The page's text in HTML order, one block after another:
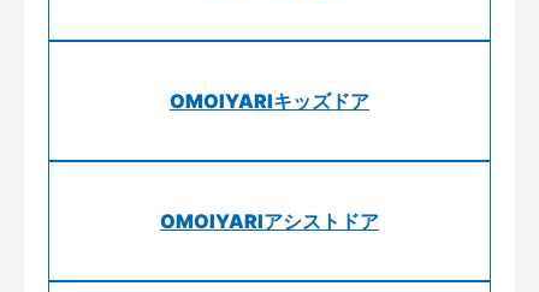
OMOIYARIキッズドア
OMOIYARIアシストドア